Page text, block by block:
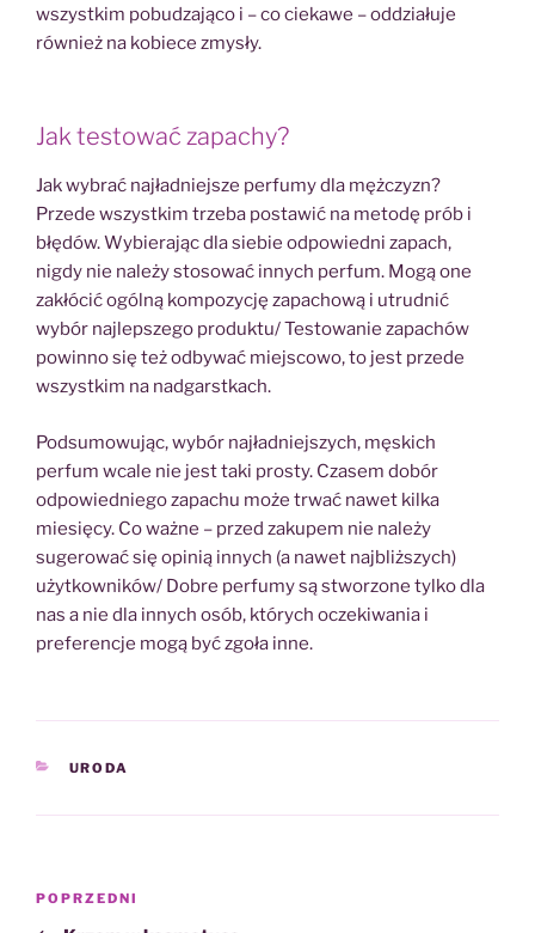
wszystkim pobudzająco i – co ciekawe – oddziałuje
również na kobiece zmysły.
Jak testować zapachy?
Jak wybrać najładniejsze perfumy dla mężczyzn?
Przede wszystkim trzeba postawić na metodę prób i
błędów. Wybierając dla siebie odpowiedni zapach,
nigdy nie należy stosować innych perfum. Mogą one
zakłócić ogólną kompozycję zapachową i utrudnić
wybór najlepszego produktu/ Testowanie zapachów
powinno się też odbywać miejscowo, to jest przede
wszystkim na nadgarstkach.
Podsumowując, wybór najładniejszych, męskich
perfum wcale nie jest taki prosty. Czasem dobór
odpowiedniego zapachu może trwać nawet kilka
miesięcy. Co ważne – przed zakupem nie należy
sugerować się opinią innych (a nawet najbliższych)
użytkowników/ Dobre perfumy są stworzone tylko dla
nas a nie dla innych osób, których oczekiwania i
preferencje mogą być zgoła inne.
KATEGORIE
URODA
Nawigacja
Poprzedni
POPRZEDNI